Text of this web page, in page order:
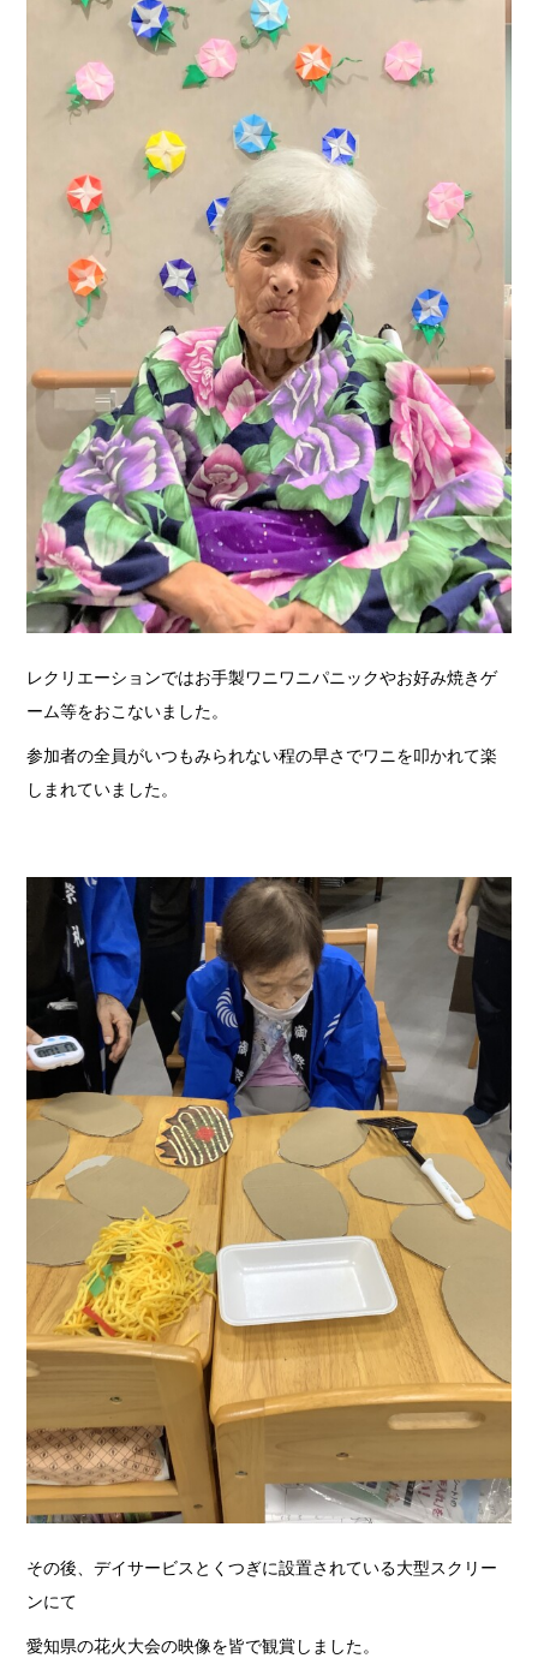
レクリエーションではお手製ワニワニパニックやお好み焼きゲ
ーム等をおこないました。
参加者の全員がいつもみられない程の早さでワニを叩かれて楽
しまれていました。
その後、デイサービスとくつぎに設置されている大型スクリー
ンにて
愛知県の花火大会の映像を皆で観賞しました。